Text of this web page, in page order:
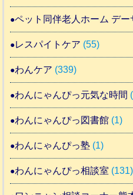
ペット同伴老人ホーム デー
レスパイトケア (55)
わんケア (339)
わんにゃんぴっ元気な時間
わんにゃんぴっ図書館 (1)
わんにゃんぴっ塾 (1)
わんにゃんぴっ相談室 (131)